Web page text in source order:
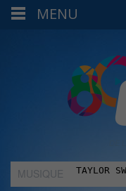
MUSIQUE
MENU